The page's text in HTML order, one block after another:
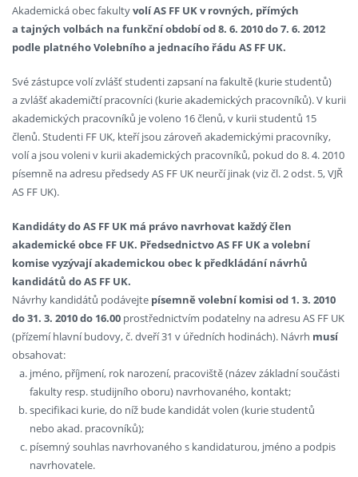
Akademická obec fakultyvolí AS FF UK v rovných, přímých
a tajných volbách na funkční období od 8. 6. 2010 do 7. 6. 2012
podle platného Volebního a jednacího řádu AS FF UK.
Své zástupce volí zvlášť studenti zapsaní na fakultě (kurie studentů)
a zvlášť akademičtí pracovníci (kurie akademických pracovníků). V kurii
akademických pracovníků je voleno 16 členů, v kurii studentů 15
členů. Studenti FF UK, kteří jsou zároveň akademickými pracovníky,
volí a jsou voleni v kurii akademických pracovníků, pokud do 8. 4. 2010
písemně na adresu předsedy AS FF UK neurčí jinak (viz čl. 2 odst. 5, VJŘ
AS FF UK).
Kandidáty do AS FF UK má právo navrhovat každý člen
akademické obce FF UK. Předsednictvo AS FF UK a volební
komise vyzývají akademickou obec k předkládání návrhů
kandidátů do AS FF UK.
Návrhy kandidátů podávejte písemně volební komisi od 1. 3. 2010
do 31. 3. 2010 do 16.00 prostřednictvím podatelny na adresu AS FF UK
(přízemí hlavní budovy, č. dveří 31 v úředních hodinách). Návrh musí
obsahovat:
jméno, příjmení, rok narození, pracoviště (název základní součásti
fakulty resp. studijního oboru) navrhovaného, kontakt;
specifikaci kurie, do níž bude kandidát volen (kurie studentů
nebo akad. pracovníků);
písemný souhlas navrhovaného s kandidaturou, jméno a podpis
navrhovatele.